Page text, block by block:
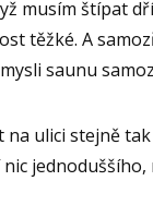
musím štípat
těžké. A
saunu
ulici stejně